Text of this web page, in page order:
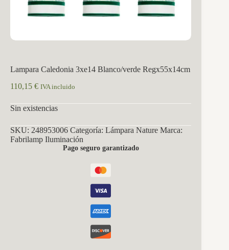
Lampara Caledonia 3xe14 Blanco/verde Regx55x14cm
110,15 € IVA incluido
Sin existencias
SKU: 248953006 Categoría: Lámpara Nature Marca:
Fabrilamp Iluminación
Pago seguro garantizado